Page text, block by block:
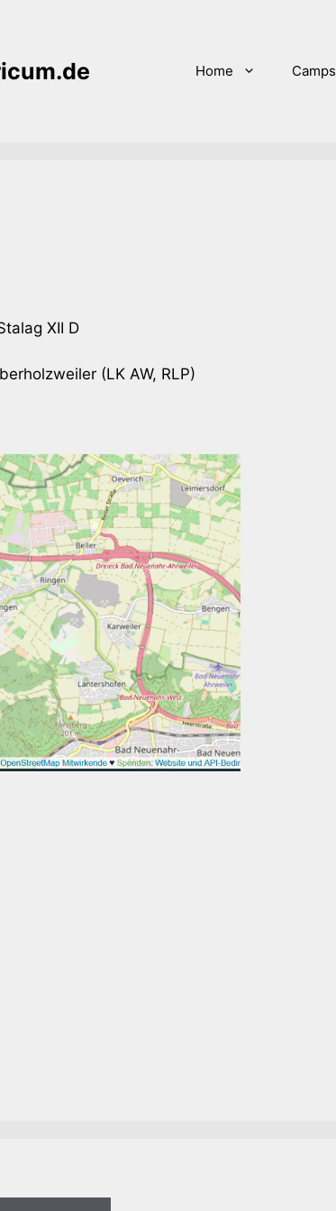
Home Camps
XII D
(LK AW, RLP)